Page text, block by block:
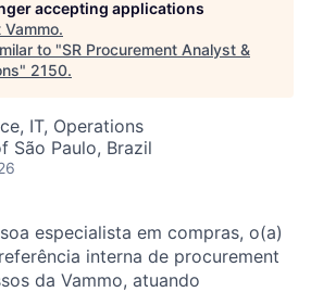
accepting applications
Vammo.
to "SR Procurement Analyst &
" 2150.
IT, Operations
São Paulo, Brazil
especialista em compras, o(a)
interna de procurement
da Vammo, atuando